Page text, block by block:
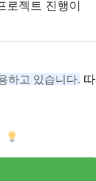
로젝트 진행이
하고 있습니다. 따